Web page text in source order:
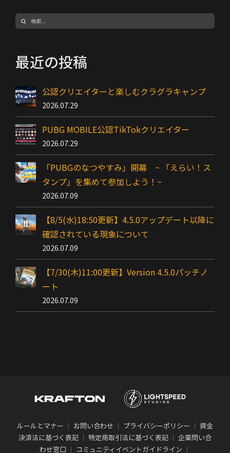
検
最近の投稿
公認クリエイターと楽しむクラグラキャンプ
2026.07.29
PUBG MOBILE公認TikTokクリエイター
2026.07.29
「PUBGのなつやすみ」開幕 ~ 「えらい！ス
タンプ」を集めて参加しよう！~
2026.07.09
【8/5(水)18:50更新】4.5.0アップデート以降に
確認されている現象について
2026.07.09
【7/30(木)11:00更新】Version 4.5.0パッチノ
ート
2026.07.09
ルールとマナー ｜ お問い合わせ ｜ プライバシーポリシー ｜ 資金
決済法に基づく表記 ｜ 特定商取引法に基づく表記 ｜ 企業問い合
わせ窓口 ｜ コミュニティイベントガイドライン ｜